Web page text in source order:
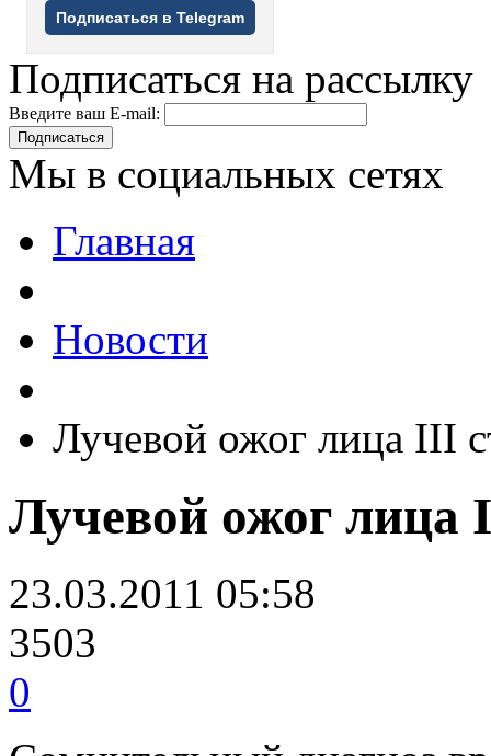
Подписаться в Telegram
Подписаться на рассылку
Введите ваш E-mail:
Подписаться
Мы в социальных сетях
Главная
Новости
Лучевой ожог лица III
Лучевой ожог лица
23.03.2011 05:58
3503
0